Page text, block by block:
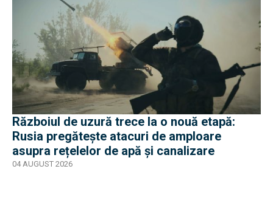
Războiul de uzură trece la o nouă etapă:
Rusia pregătește atacuri de amploare
asupra rețelelor de apă și canalizare
04 AUGUST 2026